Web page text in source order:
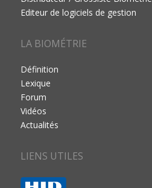
Editeur de logiciels de gestion
LA BIOMÉTRIE
Définition
Lexique
Forum
Vidéos
Actualités
LIENS UTILES